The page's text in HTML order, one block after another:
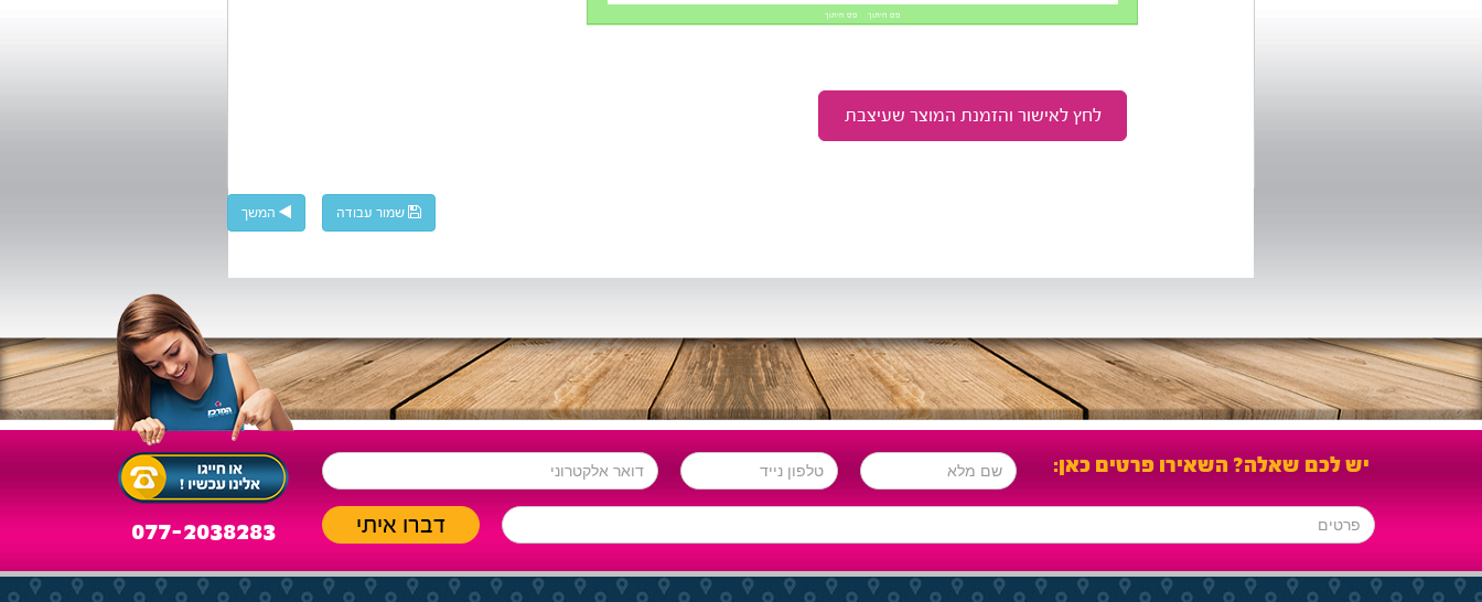
שמור עבודה המשך
יש לכם שאלה? השאירו פרטים כאן:
077-2038283